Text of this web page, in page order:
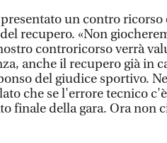
un contro ricorso
recupero. «Non
controricorso verrà
anche il recupero già in
del giudice sportivo.
che se l'errore tecnico
finale della gara. Ora non